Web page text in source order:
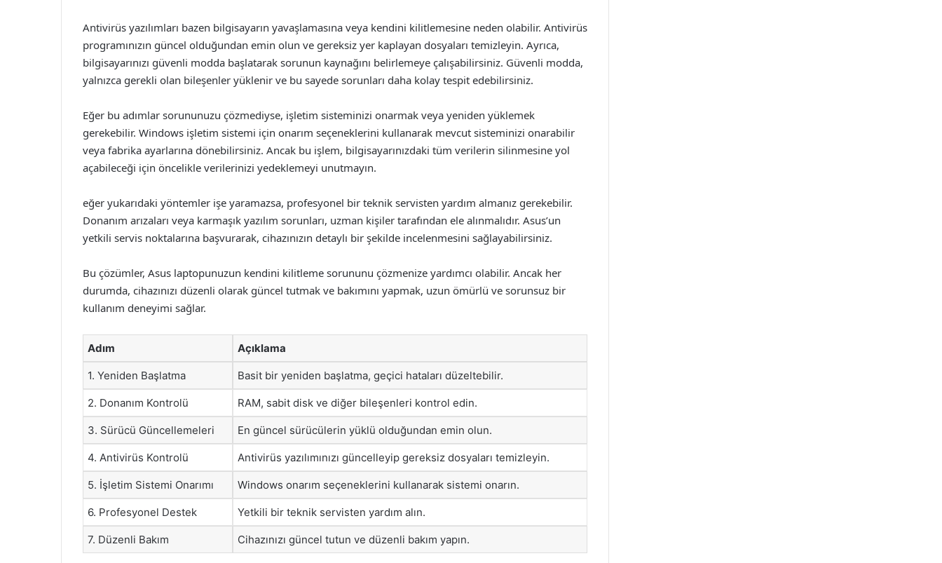
Antivirüs yazılımları bazen bilgisayarın yavaşlamasına veya kendini kilitlemesine neden olabilir. Antivirüs
programınızın güncel olduğundan emin olun ve gereksiz yer kaplayan dosyaları temizleyin. Ayrıca,
bilgisayarınızı güvenli modda başlatarak sorunun kaynağını belirlemeye çalışabilirsiniz. Güvenli modda,
yalnızca gerekli olan bileşenler yüklenir ve bu sayede sorunları daha kolay tespit edebilirsiniz.
Eğer bu adımlar sorununuzu çözmediyse, işletim sisteminizi onarmak veya yeniden yüklemek
gerekebilir. Windows işletim sistemi için onarım seçeneklerini kullanarak mevcut sisteminizi onarabilir
veya fabrika ayarlarına dönebilirsiniz. Ancak bu işlem, bilgisayarınızdaki tüm verilerin silinmesine yol
açabileceği için öncelikle verilerinizi yedeklemeyi unutmayın.
eğer yukarıdaki yöntemler işe yaramazsa, profesyonel bir teknik servisten yardım almanız gerekebilir.
Donanım arızaları veya karmaşık yazılım sorunları, uzman kişiler tarafından ele alınmalıdır. Asus’un
yetkili servis noktalarına başvurarak, cihazınızın detaylı bir şekilde incelenmesini sağlayabilirsiniz.
Bu çözümler, Asus laptopunuzun kendini kilitleme sorununu çözmenize yardımcı olabilir. Ancak her
durumda, cihazınızı düzenli olarak güncel tutmak ve bakımını yapmak, uzun ömürlü ve sorunsuz bir
kullanım deneyimi sağlar.
Adım Açıklama
1. Yeniden Başlatma Basit bir yeniden başlatma, geçici hataları düzeltebilir.
2. Donanım Kontrolü RAM, sabit disk ve diğer bileşenleri kontrol edin.
3. Sürücü Güncellemeleri En güncel sürücülerin yüklü olduğundan emin olun.
4. Antivirüs Kontrolü Antivirüs yazılımınızı güncelleyip gereksiz dosyaları temizleyin.
5. İşletim Sistemi Onarımı Windows onarım seçeneklerini kullanarak sistemi onarın.
6. Profesyonel Destek Yetkili bir teknik servisten yardım alın.
7. Düzenli Bakım Cihazınızı güncel tutun ve düzenli bakım yapın.